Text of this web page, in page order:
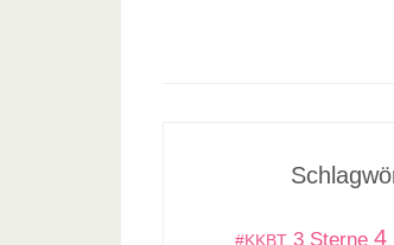
#KKBT 3 Sterne 4